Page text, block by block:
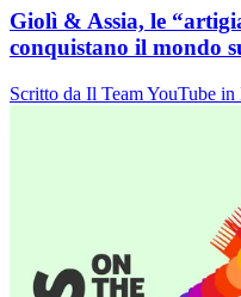
Giolì & Assia, le
conquistano il mondo
Scritto da Il Team YouTube in